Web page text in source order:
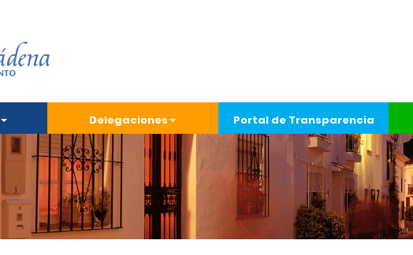
Delegaciones Portal de Transparencia